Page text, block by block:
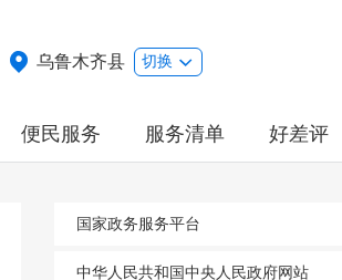
乌鲁木齐县 切换
便民服务 服务清单 好差评
国家政务服务平台
中华人民共和国中央人民政府网站